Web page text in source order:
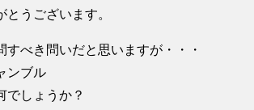
うございます。
すべき問いだと思いますが・・・
ンブル
でしょうか？